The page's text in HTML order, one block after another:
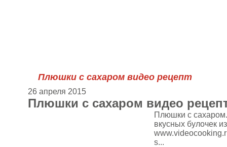
Плюшки с сахаром видео рецепт
26 апреля 2015
Плюшки с сахаром видео
Плюшки с
вкусных булочек
s...